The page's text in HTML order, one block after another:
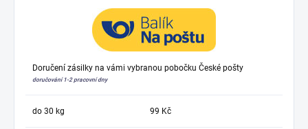
Doručení zásilky na vámi vybranou pobočku České pošty
doručování 1-2 pracovní dny
do 30 kg 99 Kč